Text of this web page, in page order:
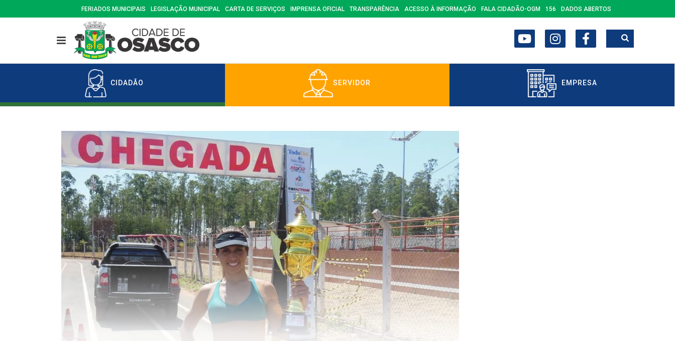
FERIADOS MUNICIPAIS LEGISLAÇÃO MUNICIPAL CARTA DE SERVIÇOS IMPRENSA OFICIAL TRANSPARÊNCIA ACESSO À INFORMAÇÃO FALA CIDADÃO-OGM 156 DADOS ABERTOS
CIDADÃO SERVIDOR EMPRESA